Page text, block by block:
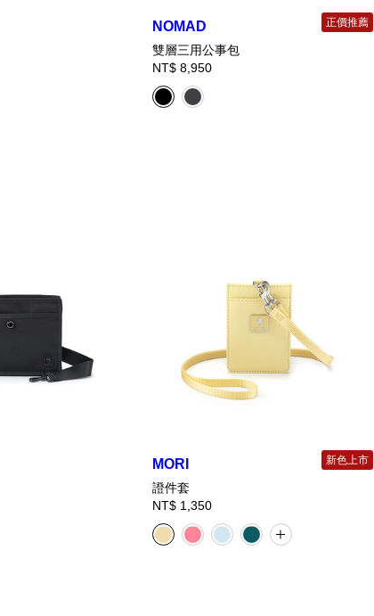
NOMAD 正價推薦
雙層三用公事包
NT$ 8,950
MORI 新色上市
證件套
NT$ 1,350